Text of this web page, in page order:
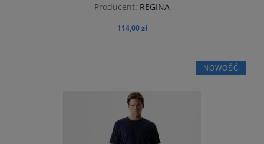
Producent: REGINA
114,00 zł
do koszyka
NOWOŚĆ